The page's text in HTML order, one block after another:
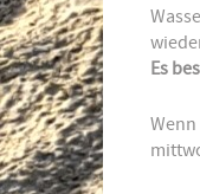
Es